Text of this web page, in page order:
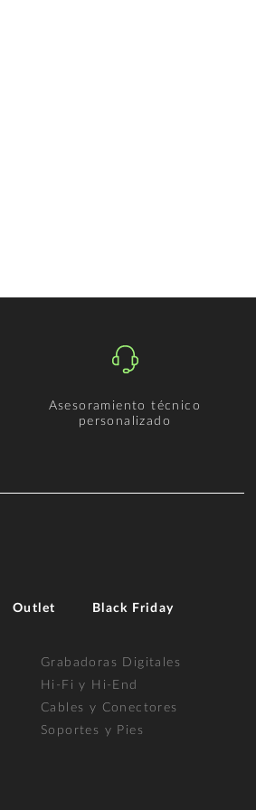
Asesoramiento técnico
personalizado
Outlet Black Friday
Grabadoras Digitales
Hi-Fi y Hi-End
Cables y Conectores
Soportes y Pies